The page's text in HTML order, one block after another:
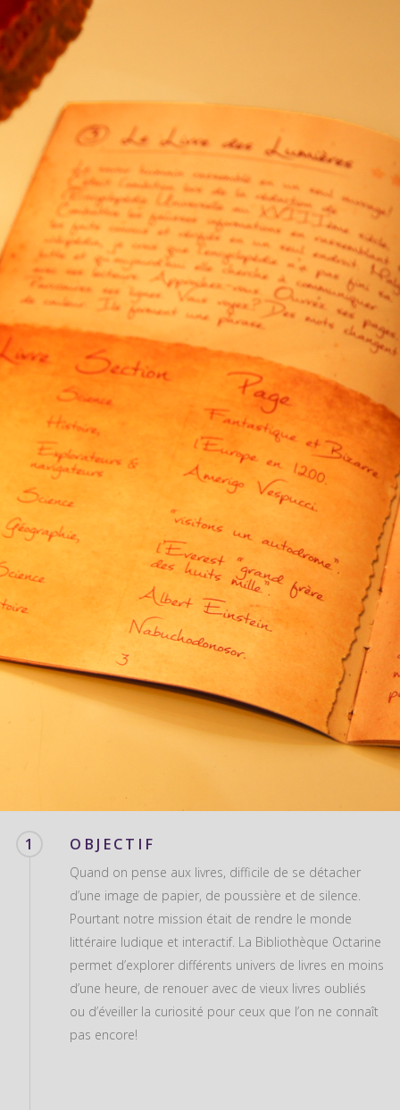
1 OBJECTIF
Quand on pense aux livres, difficile de se détacher
d’une image de papier, de poussière et de silence.
Pourtant notre mission était de rendre le monde
littéraire ludique et interactif. La Bibliothèque Octarine
permet d’explorer différents univers de livres en moins
d’une heure, de renouer avec de vieux livres oubliés
ou d’éveiller la curiosité pour ceux que l’on ne connaît
pas encore!